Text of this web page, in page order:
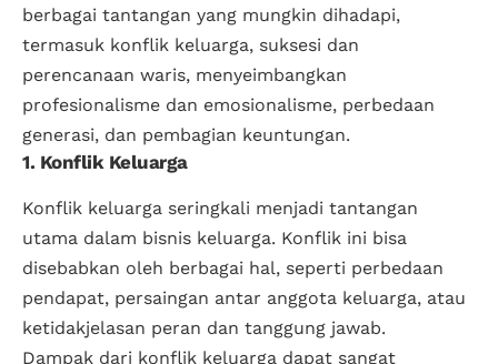
berbagai tantangan yang mungkin dihadapi,
termasuk konflik keluarga, suksesi dan
perencanaan waris, menyeimbangkan
profesionalisme dan emosionalisme, perbedaan
generasi, dan pembagian keuntungan.
1. Konflik Keluarga
Konflik keluarga seringkali menjadi tantangan
utama dalam bisnis keluarga. Konflik ini bisa
disebabkan oleh berbagai hal, seperti perbedaan
pendapat, persaingan antar anggota keluarga, atau
ketidakjelasan peran dan tanggung jawab.
Dampak dari konflik keluarga dapat sangat